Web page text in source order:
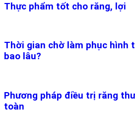
Thực phẩm tốt cho răng, lợi
Thời gian chờ làm phục hình
bao lâu?
Phương pháp điều trị răng
toàn